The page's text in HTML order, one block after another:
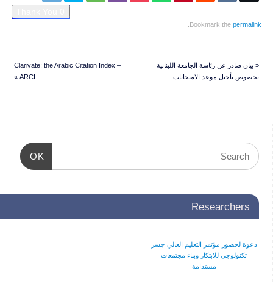
Bookmark thepermalink
«بيان صادر عن رئاسة الجامعة اللبنانية
بخصوص تأجيل موعد الامتحانات
Clarivate: the Arabic Citation Index –
ARCI
»
OK
Researchers
دعوة لحضور مؤتمر التعليم العالي جسر
تكنولوجي للابتكار وبناء مجتمعات
مستدامة